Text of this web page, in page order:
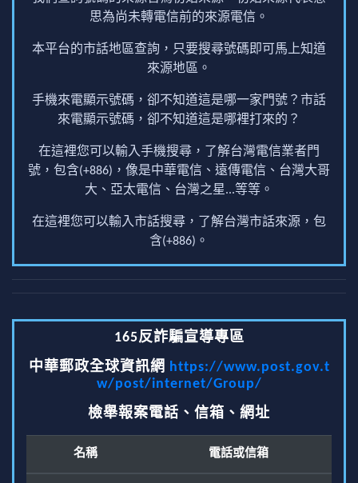
思為尚未轉電信前的來源電信。
本平台的市話地區查詢，只要搜尋號碼即可馬上知道
來源地區。
手機來電顯示號碼，卻不知道這是哪一家門號？市話
來電顯示號碼，卻不知道這是哪裡打來的？
在這裡您可以輸入手機搜尋，了解台灣電信業者門
號，包含(+886)，像是中華電信、遠傳電信、台灣大哥
大、亞太電信、台灣之星...等等。
在這裡您可以輸入市話搜尋，了解台灣市話來源，包
含(+886)。
165反詐騙宣導專區
中華郵政全球資訊網 https://www.post.gov.t
w/post/internet/Group/
檢舉報案電話、信箱、網址
名稱 電話或信箱